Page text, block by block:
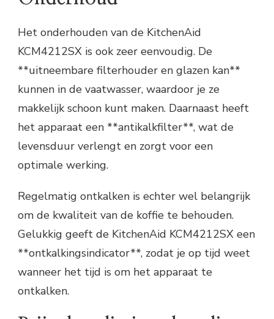
Het onderhouden van de KitchenAid
KCM4212SX is ook zeer eenvoudig. De
**uitneembare filterhouder en glazen kan**
kunnen in de vaatwasser, waardoor je ze
makkelijk schoon kunt maken. Daarnaast heeft
het apparaat een **antikalkfilter**, wat de
levensduur verlengt en zorgt voor een
optimale werking.
Regelmatig ontkalken is echter wel belangrijk
om de kwaliteit van de koffie te behouden.
Gelukkig geeft de KitchenAid KCM4212SX een
**ontkalkingsindicator**, zodat je op tijd weet
wanneer het tijd is om het apparaat te
ontkalken.